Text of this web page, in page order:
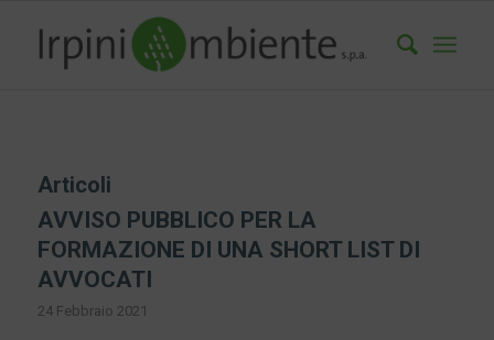
Articoli
AVVISO PUBBLICO PER LA
FORMAZIONE DI UNA SHORT LIST DI
AVVOCATI
24 Febbraio 2021